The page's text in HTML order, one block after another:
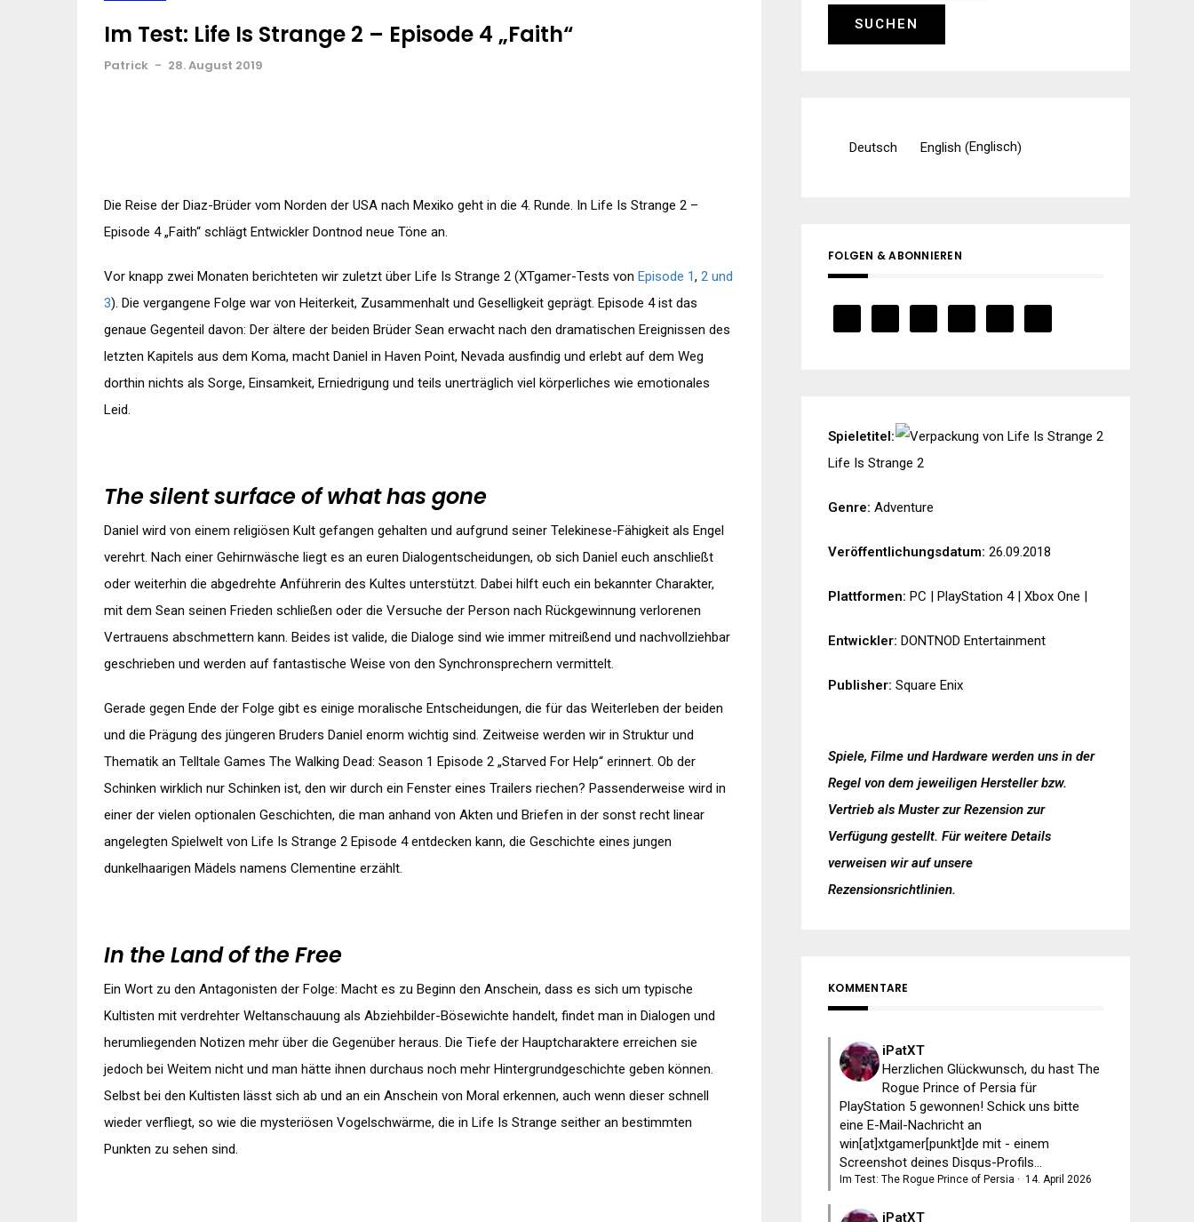
Im Test: Life Is Strange 2 – Episode 4 „Faith“
Patrick - 28. August 2019
Die Reise der Diaz-Brüder vom Norden der USA nach Mexiko geht in die 4. Runde. In Life Is Strange 2 –
Episode 4 „Faith“ schlägt Entwickler Dontnod neue Töne an.
Vor knapp zwei Monaten berichteten wir zuletzt über Life Is Strange 2 (XTgamer-Tests von Episode 1, 2 und
3). Die vergangene Folge war von Heiterkeit, Zusammenhalt und Geselligkeit geprägt. Episode 4 ist das
genaue Gegenteil davon: Der ältere der beiden Brüder Sean erwacht nach den dramatischen Ereignissen des
letzten Kapitels aus dem Koma, macht Daniel in Haven Point, Nevada ausfindig und erlebt auf dem Weg
dorthin nichts als Sorge, Einsamkeit, Erniedrigung und teils unerträglich viel körperliches wie emotionales
Leid.
The silent surface of what has gone
Daniel wird von einem religiösen Kult gefangen gehalten und aufgrund seiner Telekinese-Fähigkeit als Engel
verehrt. Nach einer Gehirnwäsche liegt es an euren Dialogentscheidungen, ob sich Daniel euch anschließt
oder weiterhin die abgedrehte Anführerin des Kultes unterstützt. Dabei hilft euch ein bekannter Charakter,
mit dem Sean seinen Frieden schließen oder die Versuche der Person nach Rückgewinnung verlorenen
Vertrauens abschmettern kann. Beides ist valide, die Dialoge sind wie immer mitreißend und nachvollziehbar
geschrieben und werden auf fantastische Weise von den Synchronsprechern vermittelt.
Gerade gegen Ende der Folge gibt es einige moralische Entscheidungen, die für das Weiterleben der beiden
und die Prägung des jüngeren Bruders Daniel enorm wichtig sind. Zeitweise werden wir in Struktur und
Thematik an Telltale Games The Walking Dead: Season 1 Episode 2 „Starved For Help“ erinnert. Ob der
Schinken wirklich nur Schinken ist, den wir durch ein Fenster eines Trailers riechen? Passenderweise wird in
einer der vielen optionalen Geschichten, die man anhand von Akten und Briefen in der sonst recht linear
angelegten Spielwelt von Life Is Strange 2 Episode 4 entdecken kann, die Geschichte eines jungen
dunkelhaarigen Mädels namens Clementine erzählt.
In the Land of the Free
Ein Wort zu den Antagonisten der Folge: Macht es zu Beginn den Anschein, dass es sich um typische
Kultisten mit verdrehter Weltanschauung als Abziehbilder-Bösewichte handelt, findet man in Dialogen und
herumliegenden Notizen mehr über die Gegenüber heraus. Die Tiefe der Hauptcharaktere erreichen sie
jedoch bei Weitem nicht und man hätte ihnen durchaus noch mehr Hintergrundgeschichte geben können.
Selbst bei den Kultisten lässt sich ab und an ein Anschein von Moral erkennen, auch wenn dieser schnell
wieder verfliegt, so wie die mysteriösen Vogelschwärme, die in Life Is Strange seither an bestimmten
Punkten zu sehen sind.
nach:
Deutsch English (Englisch)
FOLGEN & ABONNIEREN
Spieletitel:
Life Is Strange 2
Genre: Adventure
Veröffentlichungsdatum: 26.09.2018
Plattformen: PC | PlayStation 4| Xbox One |
Entwickler: DONTNOD Entertainment
Publisher: Square Enix
Spiele, Filme und Hardware werden uns in der
Regel von dem jeweiligen Hersteller bzw.
Vertrieb als Muster zur Rezension zur
Verfügung gestellt. Für weitere Details
verweisen wir auf unsere
Rezensionsrichtlinien.
KOMMENTARE
iPatXT
Herzlichen Glückwunsch, du hast The
Rogue Prince of Persia für
PlayStation 5 gewonnen! Schick uns bitte
eine E-Mail-Nachricht an
win[at]xtgamer[punkt]de mit - einem
Screenshot deines Disqus-Profils...
Im Test: The Rogue Prince of Persia · 14. April 2026
iPatXT